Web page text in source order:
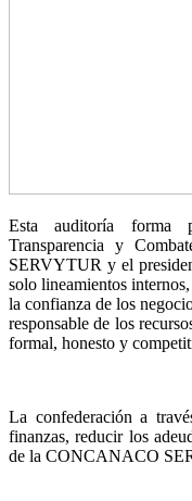
Esta auditoría forma
Transparencia y
SERVYTUR y el
solo lineamientos
la confianza de los
responsable de los
formal, honesto y
La confederación a
finanzas, reducir los
de la CONCANACO